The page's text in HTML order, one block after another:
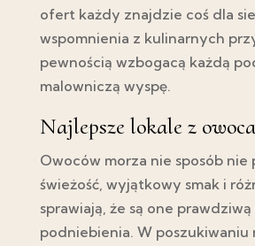
ofert każdy znajdzie coś dla
wspomnienia z kulinarnych
pewnością wzbogacą każdą
malowniczą wyspę.
Najlepsze lokale z
Owoców morza nie sposób nie
świeżość, wyjątkowy smak i
sprawiają, że są one
podniebienia. W poszukiwaniu